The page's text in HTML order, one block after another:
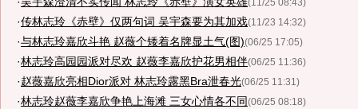
(11/25 08:43)
·传林志玲《赤壁》仅两句词 吴宇森要为其加戏(11/23 14:32)
·与林志玲嘉欣斗艳 赵薇个矮着名牌显土气(图)(06/25 17:05)
·林志玲高园园派对尽欢 赵薇李嘉欣护花男相伴(06/25 11:36)
·赵薇嘉欣亮相Dior派对 林志玲露黑Bra泄春光(06/25 11:31)
·林志玲赵薇李嘉欣争艳上海滩 三女心情各不同(06/25 08:18)